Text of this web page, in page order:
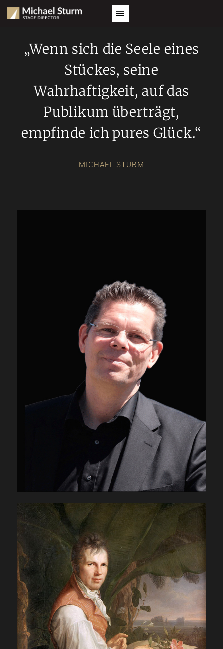
„Wenn sich die Seele eines
Stückes, seine
Wahrhaftigkeit, auf das
Publikum überträgt,
empfinde ich pures Glück.“
MICHAEL STURM